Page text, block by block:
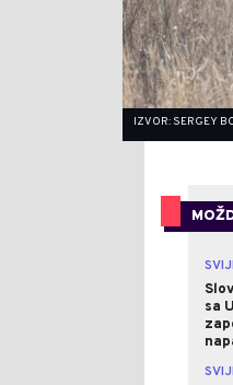
IZVOR: SERGEY
sa